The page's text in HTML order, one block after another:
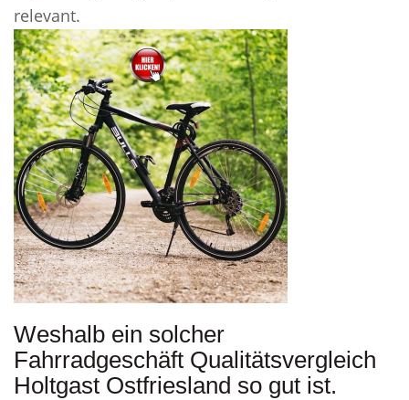
relevant.
Weshalb ein solcher
Fahrradgeschäft Qualitätsvergleich
Holtgast Ostfriesland so gut ist.